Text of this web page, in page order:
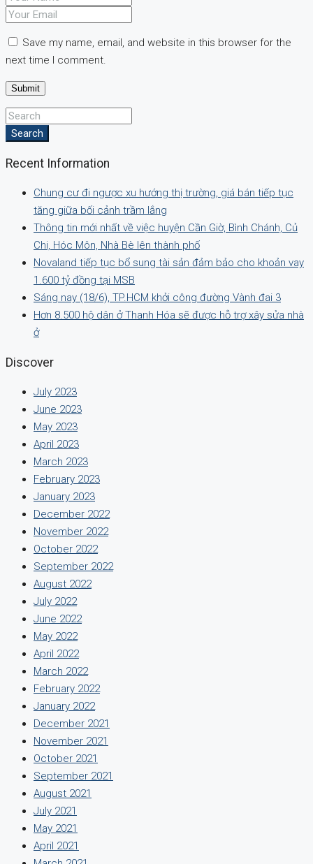
Save my name, email, and website in this browser for the
next time I comment.
Search
Recent Information
Chung cư đi ngược xu hướng thị trường, giá bán tiếp tục
tăng giữa bối cảnh trầm lắng
Thông tin mới nhất về việc huyện Cần Giờ, Bình Chánh, Củ
Chi, Hóc Môn, Nhà Bè lên thành phố
Novaland tiếp tục bổ sung tài sản đảm bảo cho khoản vay
1.600 tỷ đồng tại MSB
Sáng nay (18/6), TP.HCM khởi công đường Vành đai 3
Hơn 8.500 hộ dân ở Thanh Hóa sẽ được hỗ trợ xây sửa nhà
ở
Discover
July 2023
June 2023
May 2023
April 2023
March 2023
February 2023
January 2023
December 2022
November 2022
October 2022
September 2022
August 2022
July 2022
June 2022
May 2022
April 2022
March 2022
February 2022
January 2022
December 2021
November 2021
October 2021
September 2021
August 2021
July 2021
May 2021
April 2021